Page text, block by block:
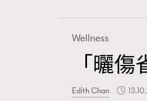
Wellness
「曬
Edith Chan